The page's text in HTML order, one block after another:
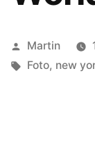
von
Martin
Foto, new